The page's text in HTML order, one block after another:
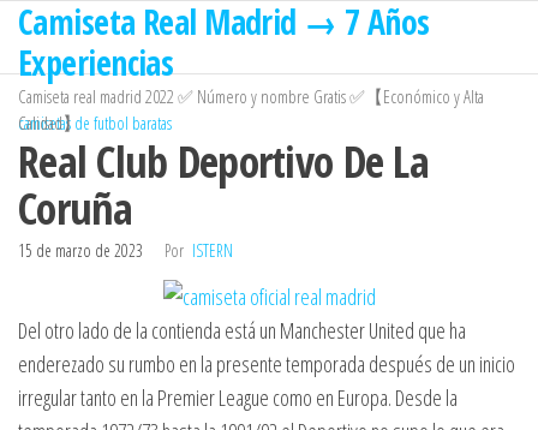
Saltar
contenido
Camiseta Real Madrid → 7 Años
Experiencias
Camiseta real madrid 2022 ✅ Número y nombre Gratis ✅【Económico y Alta
Calidad】
camisetas de futbol baratas
Real Club Deportivo De La
Coruña
15 de marzo de 2023 Por ISTERN
Del otro lado de la contienda está un Manchester United que ha
enderezado su rumbo en la presente temporada después de un inicio
irregular tanto en la Premier League como en Europa. Desde la